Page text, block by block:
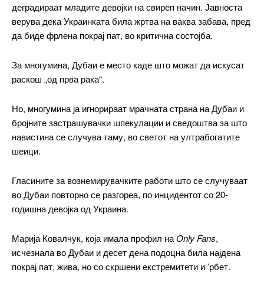
деградираат младите девојки на свиреп начин. Јавноста
верува дека Украинката била жртва на ваква забава, пред
да биде фрлена покрај пат, во критична состојба.
За многумина, Дубаи е место каде што можат да искусат
раскош „од прва рака“.
Но, многумина ја игнорираат мрачната страна на Дубаи и
бројните застрашувачки шпекулации и сведоштва за што
навистина се случува таму, во светот на ултрабогатите
шеици.
Гласините за вознемирувачките работи што се случуваат
во Дубаи повторно се разгореа, по инцидентот со 20-
годишна девојка од Украина.
Марија Ковалчук, која имала профил наOnly Fans,
исчезнала во Дубаи и десет дена подоцна била најдена
покрај пат, жива, но со скршени екстремитети и ’рбет.